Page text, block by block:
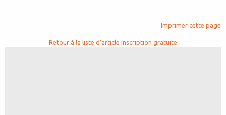
Imprimer cette page
Retour à la liste d'article Inscription gratuite